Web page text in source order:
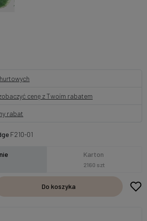
cenę z Twoim rabatem
rabat
F210-01
Karton
2160 szt
Do koszyka